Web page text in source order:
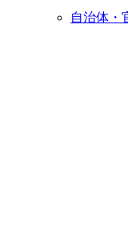
自治体・